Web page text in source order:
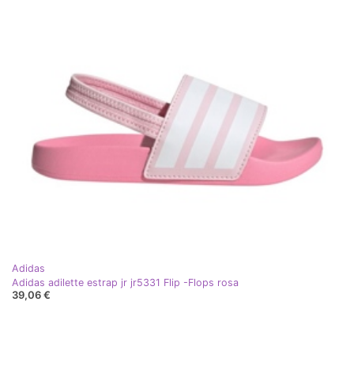
Adidas
Adidas adilette estrap jr jr5331 Flip -Flops rosa
39,06 €